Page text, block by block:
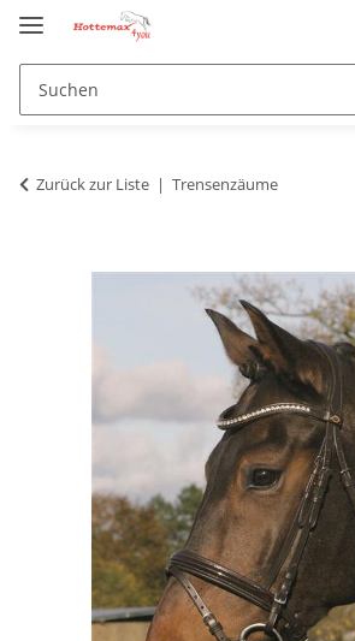
Zurück zur Liste Trensenzäume